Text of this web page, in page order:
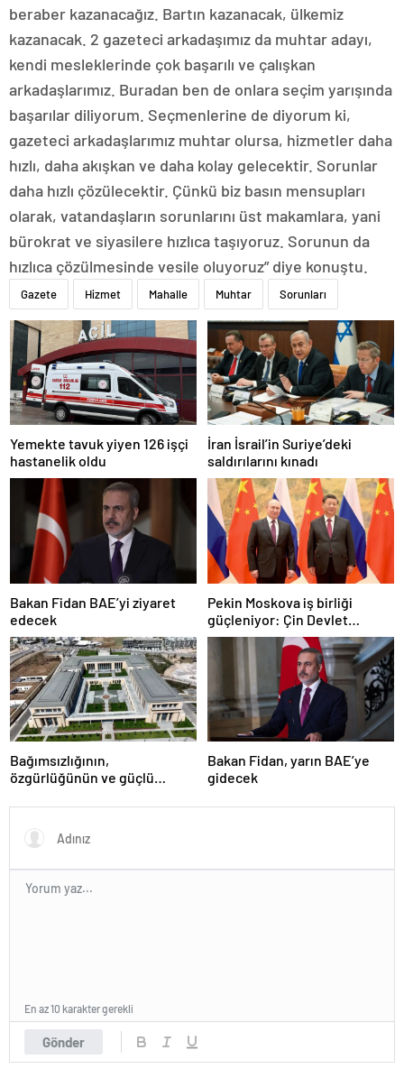
beraber kazanacağız. Bartın kazanacak, ülkemiz
kazanacak. 2 gazeteci arkadaşımız da muhtar adayı,
kendi mesleklerinde çok başarılı ve çalışkan
arkadaşlarımız. Buradan ben de onlara seçim yarışında
başarılar diliyorum. Seçmenlerine de diyorum ki,
gazeteci arkadaşlarımız muhtar olursa, hizmetler daha
hızlı, daha akışkan ve daha kolay gelecektir. Sorunlar
daha hızlı çözülecektir. Çünkü biz basın mensupları
olarak, vatandaşların sorunlarını üst makamlara, yani
bürokrat ve siyasilere hızlıca taşıyoruz. Sorunun da
hızlıca çözülmesinde vesile oluyoruz” diye konuştu.
Gazete Hizmet Mahalle Muhtar Sorunları
Yemekte tavuk yiyen 126 işçi
hastanelik oldu
İran İsrail’in Suriye’deki
saldırılarını kınadı
Bakan Fidan BAE’yi ziyaret
edecek
Pekin Moskova iş birliği
güçleniyor: Çin Devlet
Başkanı Zafer Günü için
Rusya’da olacak
Bağımsızlığının,
özgürlüğünün ve güçlü
Türkiye’den Yavru Vatan’a dev
eserler…
Bakan Fidan, yarın BAE’ye
gidecek
Gönder
En az 10 karakter gerekli